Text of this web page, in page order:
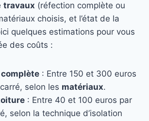
travaux (réfection complète ou
choisis, et l’état de la
quelques estimations pour vous
des coûts :
: Entre 150 et 300 euros
selon les matériaux.
: Entre 40 et 100 euros par
selon la technique d’isolation